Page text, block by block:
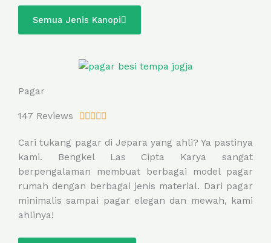
Semua Jenis Kanopi
Pagar
147 Reviews 
t
d
5
o
Cari tukang pagar di Jepara yang ahli? Ya pastinya
kami. Bengkel Las Cipta Karya sangat
berpengalaman membuat berbagai model pagar
rumah dengan berbagai jenis material. Dari pagar
minimalis sampai pagar elegan dan mewah, kami
ahlinya!